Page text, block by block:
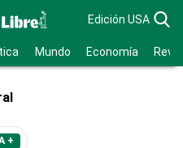
Edición USA
Mundo Economía
+